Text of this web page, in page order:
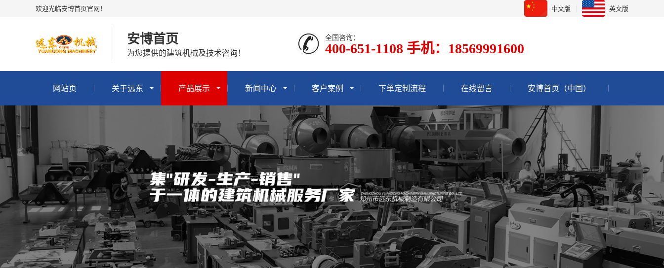
中文版 英文版
欢迎光临安博首页官网！
安博首页
为您提供的建筑机械及技术咨询！
全国咨询：
400-651-1108 手机：18569991600
网站页 关于远东 产品展示 新闻中心 客户案例 下单定制流程 在线留言 安博首页（中国）